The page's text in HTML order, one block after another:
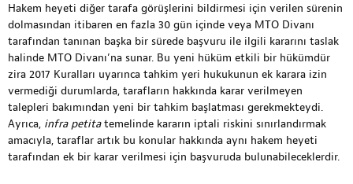
Hakem heyeti diğer tarafa görüşlerini bildirmesi için verilen sürenin
dolmasından itibaren en fazla 30 gün içinde veya MTO Divanı
tarafından tanınan başka bir sürede başvuru ile ilgili kararını taslak
halinde MTO Divanı’na sunar. Bu yeni hüküm etkili bir hükümdür
zira 2017 Kuralları uyarınca tahkim yeri hukukunun ek karara izin
vermediği durumlarda, tarafların hakkında karar verilmeyen
talepleri bakımından yeni bir tahkim başlatması gerekmekteydi.
Ayrıca, infra petitatemelinde kararın iptali riskini sınırlandırmak
amacıyla, taraflar artık bu konular hakkında aynı hakem heyeti
tarafından ek bir karar verilmesi için başvuruda bulunabileceklerdir.